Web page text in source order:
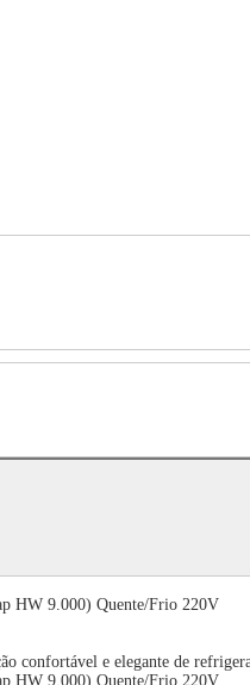
HW 9.000) Quente/Frio 220V
e elegante de
HW 9.000) Quente/Frio 220V